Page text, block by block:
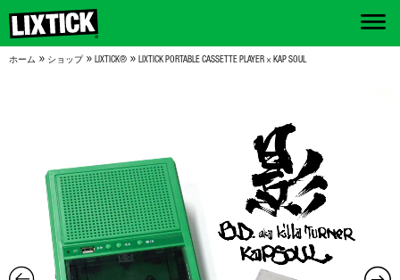
ホーム » ショップ» LIXTICK® » LIXTICK PORTABLE CASSETTE PLAYER × KAP SOUL